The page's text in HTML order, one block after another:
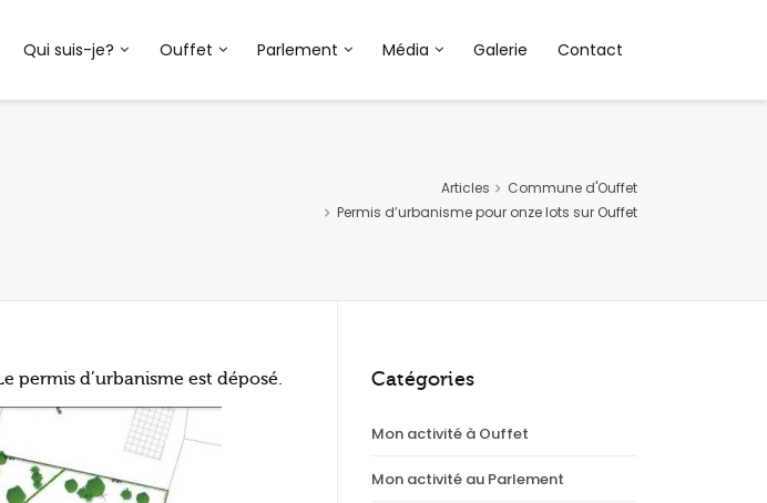
Qui suis-je? Ouffet Parlement Média Galerie Contact
Articles
Commune d'Ouffet
Permis d’urbanisme pour onze lots sur Ouffet
permis d’urbanisme est déposé. Catégories
Mon activité à Ouffet
Mon activité au Parlement